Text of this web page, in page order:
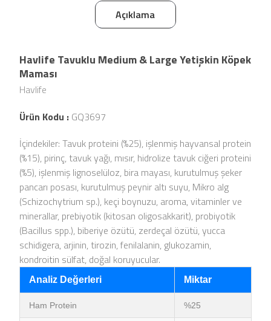
Açıklama
Havlife Tavuklu Medium & Large Yetişkin Köpek
Maması
Havlife
Ürün Kodu : GQ3697
İçindekiler: Tavuk proteini (%25), işlenmiş hayvansal protein
(%15), pirinç, tavuk yağı, mısır, hidrolize tavuk ciğeri proteini
(%5), işlenmiş lignoselüloz, bira mayası, kurutulmuş şeker
pancarı posası, kurutulmuş peynir altı suyu, Mikro alg
(Schizochytrium sp.), keçi boynuzu, aroma, vitaminler ve
minerallar, prebiyotik (kitosan oligosakkarit), probiyotik
(Bacillus spp.), biberiye özütü, zerdeçal özütü, yucca
schidigera, arjinin, tirozin, fenilalanin, glukozamin,
kondroitin sülfat, doğal koruyucular.
Analiz Değerleri Miktar
Ham Protein %25